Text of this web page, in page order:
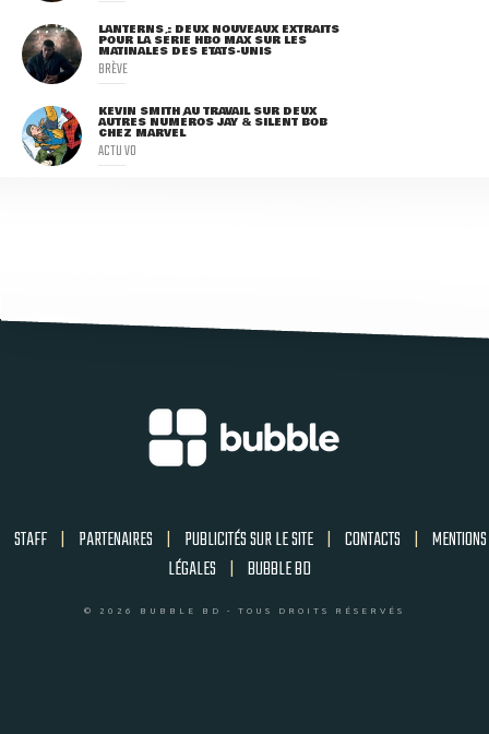
LANTERNS : DEUX NOUVEAUX EXTRAITS
POUR LA SÉRIE HBO MAX SUR LES
MATINALES DES ETATS-UNIS
BRÈVE
KEVIN SMITH AU TRAVAIL SUR DEUX
AUTRES NUMÉROS JAY & SILENT BOB
CHEZ MARVEL
ACTU VO
STAFF | PARTENAIRES | PUBLICITÉS SUR LE SITE | CONTACTS | MENTIONS
LÉGALES | BUBBLE BD
© 2026 BUBBLE BD - TOUS DROITS RÉSERVÉS